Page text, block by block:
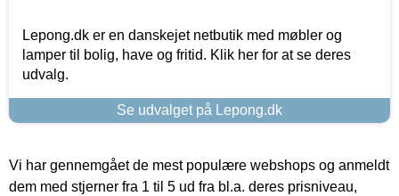
Lepong.dk er en danskejet netbutik med møbler og
lamper til bolig, have og fritid. Klik her for at se deres
udvalg.
Se udvalget på Lepong.dk
Vi har gennemgået de mest populære webshops og anmeldt
dem med stjerner fra 1 til 5 ud fra bl.a. deres prisniveau,